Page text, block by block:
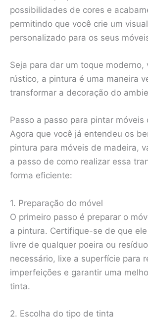
possibilidades de cores e
permitindo que você crie um
personalizado para os seus
Seja para dar um toque moderno,
rústico, a pintura é uma maneira
transformar a decoração do
Passo a passo para pintar móveis
Agora que você já entendeu os
pintura para móveis de madeira,
a passo de como realizar essa
forma eficiente:
1. Preparação do móvel
O primeiro passo é preparar o
a pintura. Certifique-se de que
livre de qualquer poeira ou
necessário, lixe a superfície para
imperfeições e garantir uma
tinta.
2. Escolha do tipo de tinta